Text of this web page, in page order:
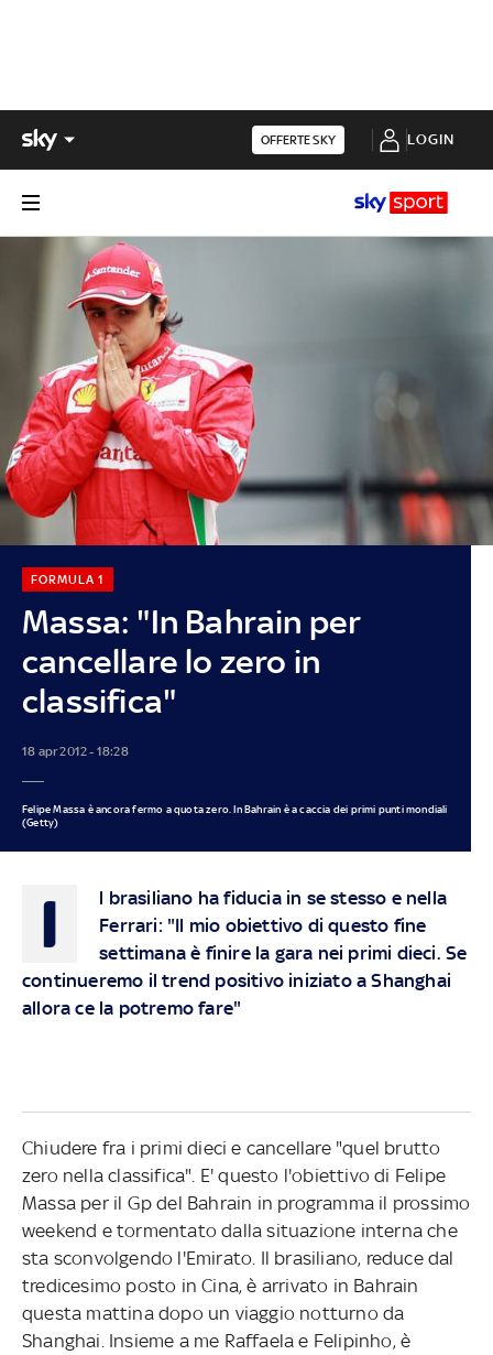
OFFERTE SKY LOGIN
Massa: "In Bahrain per
cancellare lo zero in
classifica"
FORMULA 1
18 apr 2012 - 18:28
Felipe Massa è ancora fermo a quota zero. In Bahrain è a caccia dei primi punti mondiali
(Getty)
I
l brasiliano ha fiducia in se stesso e nella
Ferrari: "Il mio obiettivo di questo fine
settimana è finire la gara nei primi dieci. Se
continueremo il trend positivo iniziato a Shanghai
allora ce la potremo fare"
Chiudere fra i primi dieci e cancellare "quel brutto
zero nella classifica". E' questo l'obiettivo di Felipe
Massa per il Gp del Bahrain in programma il prossimo
weekend e tormentato dalla situazione interna che
sta sconvolgendo l'Emirato. Il brasiliano, reduce dal
tredicesimo posto in Cina, è arrivato in Bahrain
questa mattina dopo un viaggio notturno da
Shanghai. Insieme a me Raffaela e Felipinho, è